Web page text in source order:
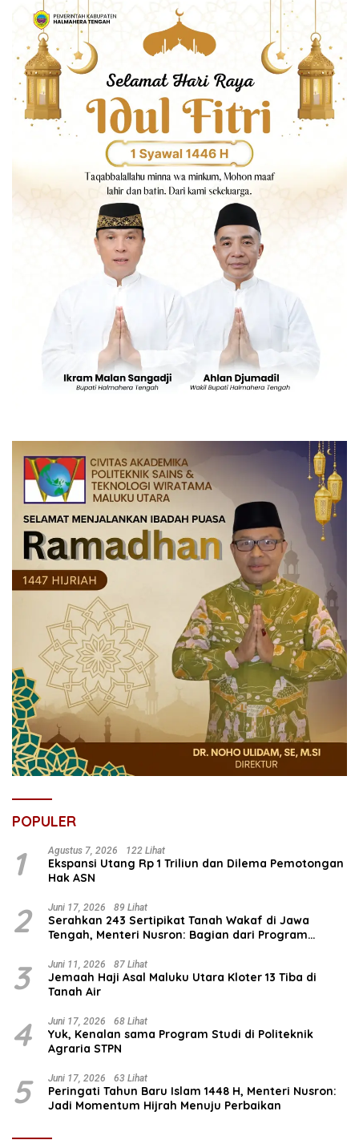
POPULER
1 Agustus 7, 2026 122 Lihat
Ekspansi Utang Rp 1 Triliun dan Dilema Pemotongan
Hak ASN
2 Juni 17, 2026 89 Lihat
Serahkan 243 Sertipikat Tanah Wakaf di Jawa
Tengah, Menteri Nusron: Bagian dari Program
Umat
3 Juni 11, 2026 87 Lihat
Jemaah Haji Asal Maluku Utara Kloter 13 Tiba di
Tanah Air
4 Juni 17, 2026 68 Lihat
Yuk, Kenalan sama Program Studi di Politeknik
Agraria STPN
5 Juni 17, 2026 63 Lihat
Peringati Tahun Baru Islam 1448 H, Menteri Nusron:
Jadi Momentum Hijrah Menuju Perbaikan